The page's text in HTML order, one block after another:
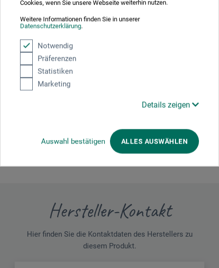
Cookies, wenn Sie unsere Webseite weiterhin nutzen.
Weitere Informationen finden Sie in unserer
Datenschutzerklärung.
Notwendig
Präferenzen
Statistiken
Marketing
Details zeigen
Auswahl bestätigen ALLES AUSWÄHLEN
5-Chlor-2-methyl-2H-isothiazol-3-one und 2-Methyl-
2H-isothiazol-3-one (3:1). Kann allergische
Reaktionen hervorrufen.
Produktbewertungen (0)
Schreiben Sie die erste Bewertung zu diesem Produkt
JETZT PRODUKT BEWERTEN
Hersteller-Kontakt
Hier finden Sie die Kontaktdaten des Herstellers zu
diesem Produkt.